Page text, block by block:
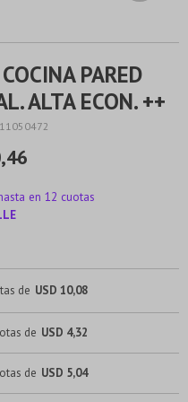
PARED
ALTA ECON. ++
en 12 cuotas
de USD 10,08
de USD 4,32
de USD 5,04